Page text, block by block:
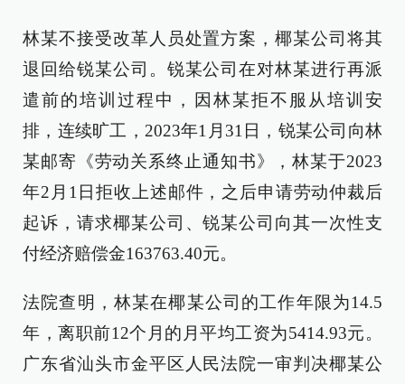
林某不接受改革人员处置方案，椰某公司将其
退回给锐某公司。锐某公司在对林某进行再派
遣前的培训过程中，因林某拒不服从培训安
排，连续旷工，2023年1月31日，锐某公司向林
某邮寄《劳动关系终止通知书》，林某于2023
年2月1日拒收上述邮件，之后申请劳动仲裁后
起诉，请求椰某公司、锐某公司向其一次性支
付经济赔偿金163763.40元。
法院查明，林某在椰某公司的工作年限为14.5
年，离职前12个月的月平均工资为5414.93元。
广东省汕头市金平区人民法院一审判决椰某公